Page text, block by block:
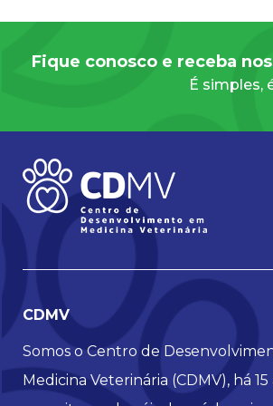
Fique conosco e receba
É simples,
CDMV
Somos o Centro de
Medicina Veterinária (CDMV), há 15